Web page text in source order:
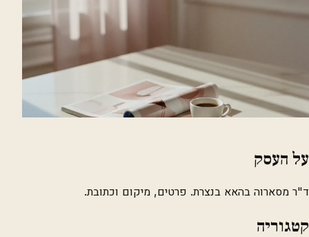
על העסק
ד"ר מסארוה בהאא בנצרת. פרטים, מיקום וכתובת.
קטגוריה